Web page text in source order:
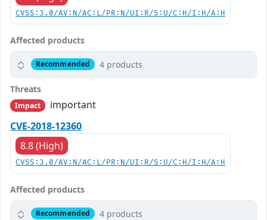
CVSS:3.0/AV:N/AC:L/PR:N/UI:R/S:U/C:H/I:H/A:H
Affected products
Recommended 4 products
Threats
Impact
important
CVE-2018-12360
8.8 (High)
CVSS:3.0/AV:N/AC:L/PR:N/UI:R/S:U/C:H/I:H/A:H
Affected products
Recommended 4 products